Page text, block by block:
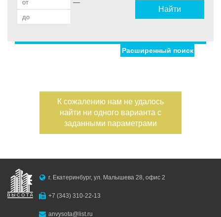
—
Найти
Дом
Жилая площадь
Площадь кухни
—
Балконов
—
Расширенный поиск
К сожалению нам не удалось
найти ни одного варианта с
заданными параметрами
г. Екатеринбург, ул. Малышева 28, офис 2
+7 (343) 310-22-13
anvysota@list.ru